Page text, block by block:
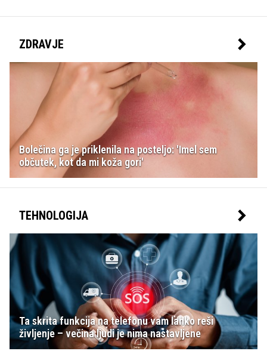
ZDRAVJE
Bolečina ga je priklenila na posteljo: 'Imel sem
občutek, kot da mi koža gori'
TEHNOLOGIJA
Ta skrita funkcija na telefonu vam lahko reši
življenje – večina ljudi je nima nastavljene